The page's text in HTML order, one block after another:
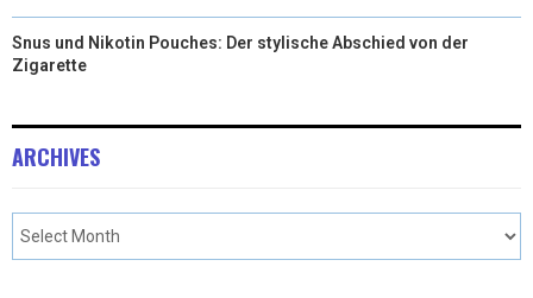
Snus und Nikotin Pouches: Der stylische Abschied von der
Zigarette
ARCHIVES